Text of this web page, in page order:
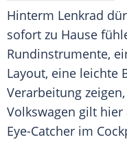
Hinterm Lenkrad
sofort zu Hause
Rundinstrumente,
Layout, eine leichte
Verarbeitung
Volkswagen gilt hier
Eye-Catcher im